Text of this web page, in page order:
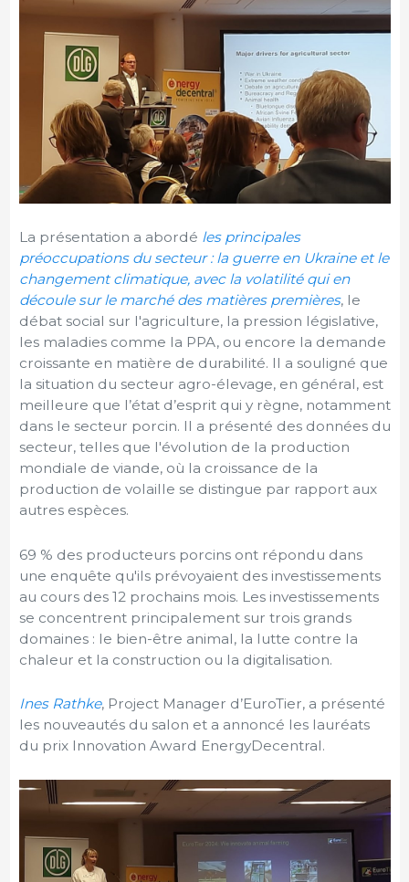
La présentation a abordé les principales
préoccupations du secteur : la guerre en Ukraine et le
changement climatique, avec la volatilité qui en
découle sur le marché des matières premières, le
débat social sur l'agriculture, la pression législative,
les maladies comme la PPA, ou encore la demande
croissante en matière de durabilité. Il a souligné que
la situation du secteur agro-élevage, en général, est
meilleure que l’état d’esprit qui y règne, notamment
dans le secteur porcin. Il a présenté des données du
secteur, telles que l'évolution de la production
mondiale de viande, où la croissance de la
production de volaille se distingue par rapport aux
autres espèces.
69 % des producteurs porcins ont répondu dans
une enquête qu'ils prévoyaient des investissements
au cours des 12 prochains mois. Les investissements
se concentrent principalement sur trois grands
domaines : le bien-être animal, la lutte contre la
chaleur et la construction ou la digitalisation.
Ines Rathke, Project Manager d’EuroTier, a présenté
les nouveautés du salon et a annoncé les lauréats
du prix Innovation Award EnergyDecentral.